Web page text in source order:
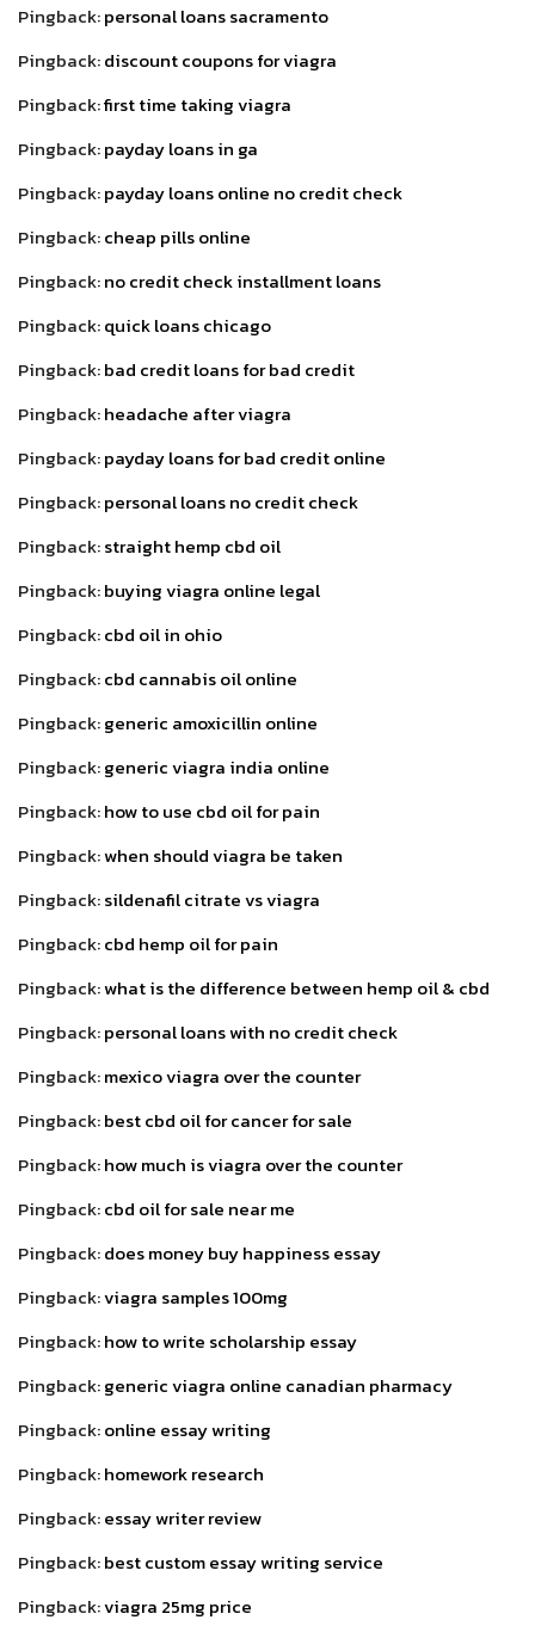
Pingback:personal loans sacramento
Pingback:discount coupons for viagra
Pingback:first time taking viagra
Pingback:payday loans in ga
Pingback:payday loans online no credit check
Pingback:cheap pills online
Pingback:no credit check installment loans
Pingback:quick loans chicago
Pingback:bad credit loans for bad credit
Pingback:headache after viagra
Pingback:payday loans for bad credit online
Pingback:personal loans no credit check
Pingback:straight hemp cbd oil
Pingback:buying viagra online legal
Pingback:cbd oil in ohio
Pingback:cbd cannabis oil online
Pingback:generic amoxicillin online
Pingback:generic viagra india online
Pingback:how to use cbd oil for pain
Pingback:when should viagra be taken
Pingback:sildenafil citrate vs viagra
Pingback:cbd hemp oil for pain
Pingback:what is the difference between hemp oil & cbd
Pingback:personal loans with no credit check
Pingback:mexico viagra over the counter
Pingback:best cbd oil for cancer for sale
Pingback:how much is viagra over the counter
Pingback:cbd oil for sale near me
Pingback:does money buy happiness essay
Pingback:viagra samples 100mg
Pingback:how to write scholarship essay
Pingback:generic viagra online canadian pharmacy
Pingback:online essay writing
Pingback:homework research
Pingback:essay writer review
Pingback:best custom essay writing service
Pingback:viagra 25mg price